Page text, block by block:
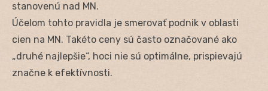
stanovenú nad MN.
Účelom tohto pravidla je smerovať podnik v oblasti
cien na MN. Takéto ceny sú často označované ako
„druhé najlepšie“, hoci nie sú optimálne, prispievajú
značne k efektívnosti.